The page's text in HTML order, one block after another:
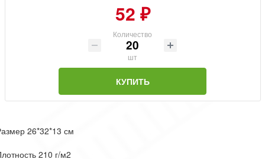
52 ₽
Количество
шт
КУПИТЬ
26*32*13 см
210 г/м2